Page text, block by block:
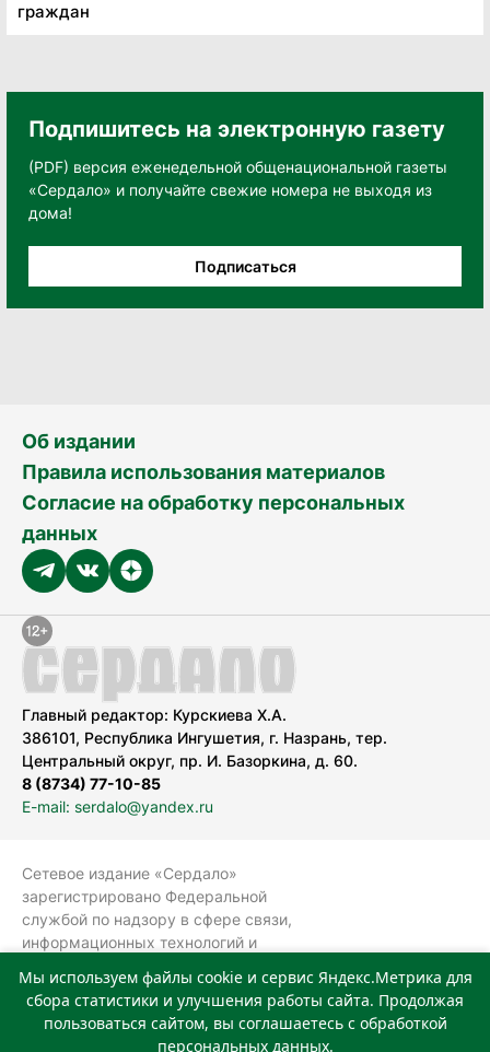
граждан
Подпишитесь на электронную газету
(PDF) версия еженедельной общенациональной газеты
«Сердало» и получайте свежие номера не выходя из
дома!
Подписаться
Об издании
Правила использования материалов
Согласие на обработку персональных
данных
Главный редактор: Курскиева Х.А.
386101, Республика Ингушетия, г. Назрань, тер.
Центральный округ, пр. И. Базоркина, д. 60.
8 (8734) 77-10-85
E-mail: serdalo@yandex.ru
Сетевое издание «Сердало»
зарегистрировано Федеральной
службой по надзору в сфере связи,
информационных технологий и
(Роскомнадзор).
Реестровая запись СМИ: ЭЛ № ФС 77-
78323 от 15.05.2020 г. Учредитель:
Мы используем файлы cookie и сервис Яндекс.Метрика для
сбора статистики и улучшения работы сайта. Продолжая
пользоваться сайтом, вы соглашаетесь с обработкой
персональных данных.